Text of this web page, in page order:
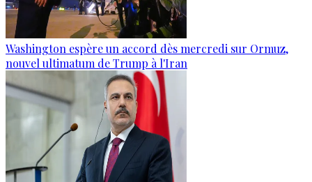
Washington espère un accord dès mercredi sur Ormuz,
nouvel ultimatum de Trump à l'Iran